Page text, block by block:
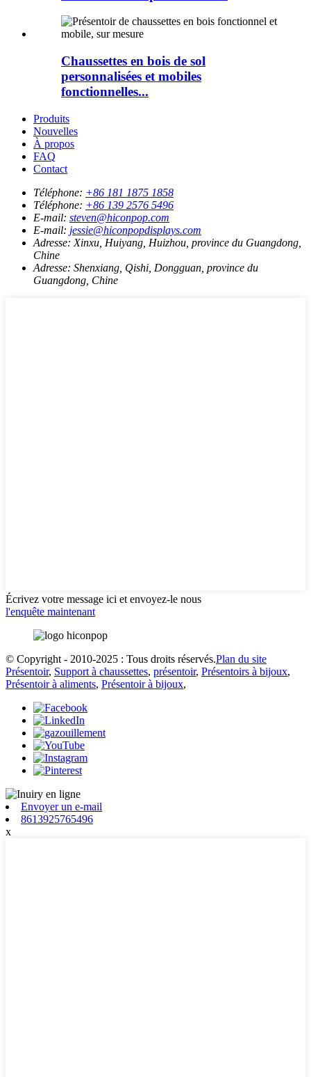
Chaussettes en bois de sol
personnalisées et mobiles
fonctionnelles...
Produits
Nouvelles
À propos
FAQ
Contact
Téléphone: +86 181 1875 1858
Téléphone: +86 139 2576 5496
E-mail: steven@hiconpop.com
E-mail: jessie@hiconpopdisplays.com
Adresse: Xinxu, Huiyang, Huizhou, province du Guangdong,
Chine
Adresse: Shenxiang, Qishi, Dongguan, province du
Guangdong, Chine
Écrivez votre message ici et envoyez-le nous
l'enquête maintenant
© Copyright - 2010-2025 : Tous droits réservés.Plan du site
Présentoir, Support à chaussettes, présentoir, Présentoirs à bijoux,
Présentoir à aliments, Présentoir à bijoux,
Envoyer un e-mail
8613925765496
x